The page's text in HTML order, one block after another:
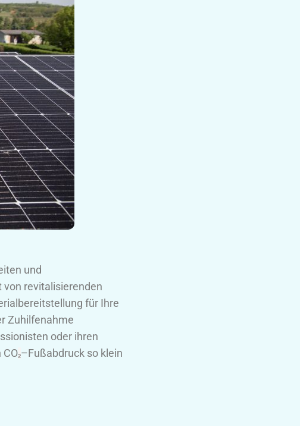
und
von revitalisierenden
für Ihre
Zuhilfenahme
oder ihren
CO₂–Fußabdruck so klein